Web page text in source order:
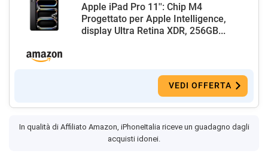
Apple iPad Pro 11'': Chip M4
Progettato per Apple Intelligence,
display Ultra Retina XDR, 256GB...
VEDI OFFERTA
In qualità di Affiliato Amazon, iPhoneItalia riceve un guadagno dagli
acquisti idonei.